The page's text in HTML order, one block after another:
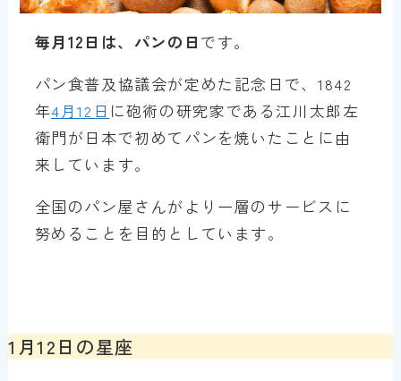
毎月12日は、パンの日 です。
パン食普及協議会が定めた記念日で、1842
年4月12日 に砲術の研究家である江川太郎左
衛門が日本で初めてパンを焼いたことに由
来しています。
全国のパン屋さんがより一層のサービスに
努めることを目的としています。
1月12日の星座